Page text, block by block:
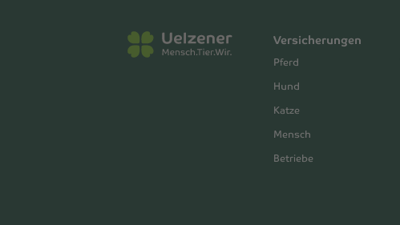
Versicherungen
Pferd
Hund
Katze
Mensch
Betriebe